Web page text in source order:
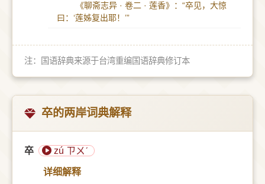
《聊斋志异 · 卷二 · 莲香》：“卒见，大惊
曰：‘莲姊复出耶！’”
注：国语辞典来源于台湾重编国语辞典修订本
卒的两岸词典解释
卒 zú ㄗㄨˊ
详细解释